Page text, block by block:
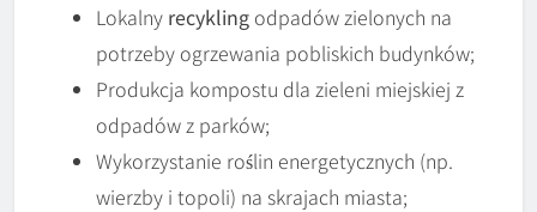
Lokalny recykling odpadów zielonych na
potrzeby ogrzewania pobliskich budynków;
Produkcja kompostu dla zieleni miejskiej z
odpadów z parków;
Wykorzystanie roślin energetycznych (np.
wierzby i topoli) na skrajach miasta;